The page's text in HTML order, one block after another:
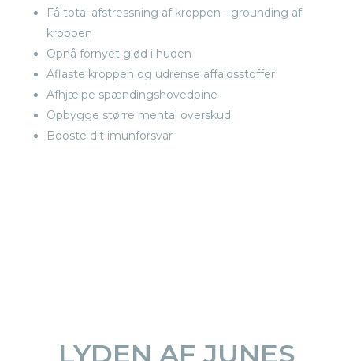
Få total afstressning af kroppen - grounding af
kroppen
Opnå fornyet glød i huden
Aflaste kroppen og udrense affaldsstoffer
Afhjælpe spændingshovedpine
Opbygge større mental overskud
Booste dit imunforsvar
LYDEN AF JUNES